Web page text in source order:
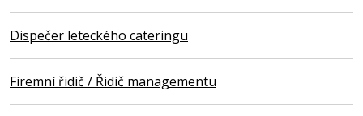
Dispečer leteckého cateringu
Firemní řidič / Řidič managementu